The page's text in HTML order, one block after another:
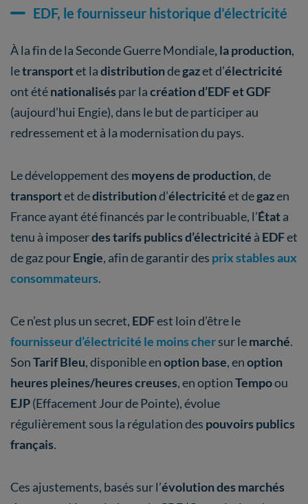
EDF, le fournisseur historique d’électricité
À la fin de la Seconde Guerre Mondiale, la production,
letransportet ladistributiondegazet d’électricité
ont éténationalisés par lacréation d’EDF et GDF
(aujourd’hui Engie), dans le but de participer au
redressement et à la modernisation du pays.
Le développement des moyens de production, de
transportet dedistributiond’électricitéet degazen
France ayant été financés par le contribuable, l’Étata
tenu à imposerdes tarifs publics d’électricité à EDFet
de gaz pourEngie, afin de garantir des prix stables aux
consommateurs.
Ce n’est plus un secret, EDFest loin d’être le
fournisseur d’électricité le moins chersur lemarché.
SonTarif Bleu, disponible enoption base, enoption
heures pleines/heures creuses, en optionTempoou
EJP(Effacement Jour de Pointe), évolue
régulièrement sous la régulation des pouvoirs publics
français.
Ces ajustements, basés sur l’évolution des marchés